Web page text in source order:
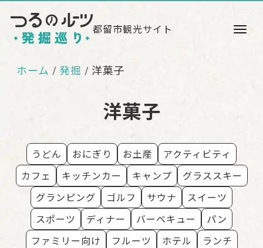
都留市観光サイト
ホーム 発掘 / 洋菓子
洋菓子
うどん おにぎり お土産
アクティビティ
カフェ
キッチンカー キャンプ
グラススキー
グランピング
ゴルフ サウナ
スイーツ
スポーツ
ディナー バーベキュー
パン
ファミリー向け
フルーツ ホテル
ランチ